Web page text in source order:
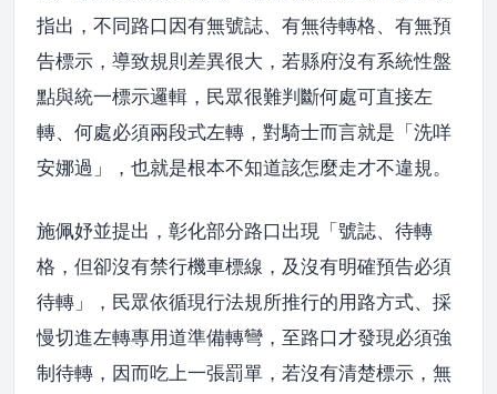
指出，不同路口因有無號誌、有無待轉格、有無預
告標示，導致規則差異很大，若縣府沒有系統性盤
點與統一標示邏輯，民眾很難判斷何處可直接左
轉、何處必須兩段式左轉，對騎士而言就是「洗咩
安娜過」，也就是根本不知道該怎麼走才不違規。
施佩妤並提出，彰化部分路口出現「號誌、待轉
格，但卻沒有禁行機車標線，及沒有明確預告必須
待轉」，民眾依循現行法規所推行的用路方式、採
慢切進左轉專用道準備轉彎，至路口才發現必須強
制待轉，因而吃上一張罰單，若沒有清楚標示，無